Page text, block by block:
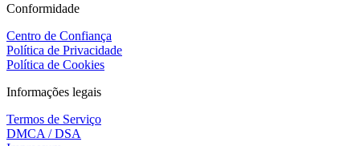
Conformidade
Centro de Confiança
Política de Privacidade
Política de Cookies
Informações legais
Termos de Serviço
DMCA / DSA